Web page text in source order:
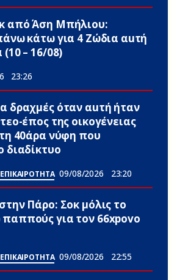
από Άση Μπήλιου:
κάτω για 4 Zώδια αuτή
– 16/08)
23:26
δραχμές όταν αuτή ήταν
έπος της οικογένειας
40άρα νύφη που
διαδίκτυο
09/08/2026 23:20
Πάρο: Σoκ μόλις το
για τον 66xpovo
09/08/2026 22:55